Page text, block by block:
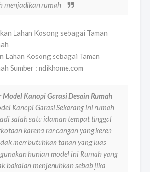
menjadikan rumah
Lahan Kosong sebagai Taman
Sumber : ndikhome.com
Model Kanopi Garasi Desain Rumah
Kanopi Garasi Sekarang ini rumah
salah satu idaman tempat tinggal
karena rancangan yang keren
membutuhkan tanan yang luas
hunian model ini Rumah yang
bakalan menjenuhkan sebab jika